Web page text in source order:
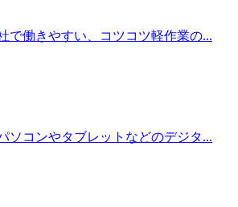
で働きやすい、コツコツ軽作業の...
ソコンやタブレットなどのデジタ...